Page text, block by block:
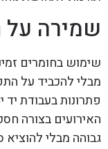
שמירה על
שימוש בחומרים
מבלי להכביד על
פתרונות בעבודת
האירועים בצורה
גבוהה מבלי להוציא